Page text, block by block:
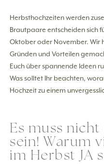
Herbsthochzeiten werden
Brautpaare entscheiden sich
Oktober oder November. Wir
Gründen und Vorteilen
Euch über spannende Ideen
Was solltet Ihr beachten,
Hochzeit zu einem
Es muss
sein! Warum
im Herbst JA